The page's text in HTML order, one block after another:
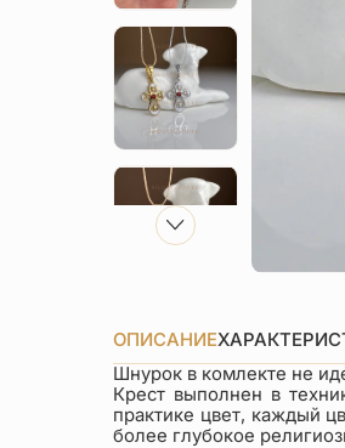
ОПИСАНИЕ
Шнурок в комлекте не
Крест выполнен в
практике цвет, каждый
более глубокое